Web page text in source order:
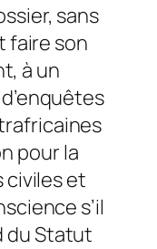
sans
faire son
à un
pour la
civiles et
s’il
du Statut